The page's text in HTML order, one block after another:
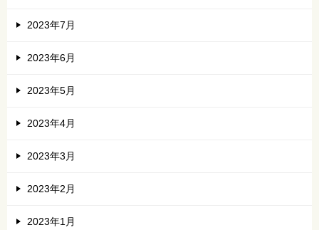
2023年7月
2023年6月
2023年5月
2023年4月
2023年3月
2023年2月
2023年1月